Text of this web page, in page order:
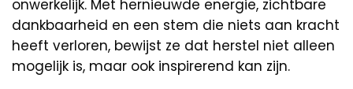
onwerkelijk. Met hernieuwde energie, zichtbare
dankbaarheid en een stem die niets aan kracht
heeft verloren, bewijst ze dat herstel niet alleen
mogelijk is, maar ook inspirerend kan zijn.